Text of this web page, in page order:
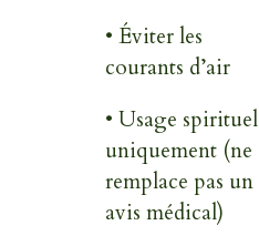
• Éviter les
courants d’air
• Usage spirituel
uniquement (ne
remplace pas un
avis médical)